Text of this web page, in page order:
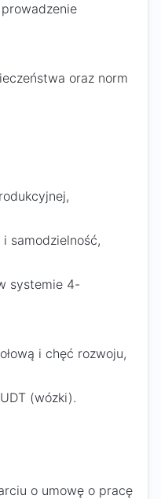
oraz norm
samodzielność,
systemie 4-
i chęć rozwoju,
(wózki).
o umowę o pracę